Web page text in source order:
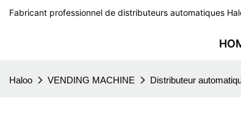
Fabricant professionnel de distributeurs automatiques
Haloo VENDING MACHINE Distributeur